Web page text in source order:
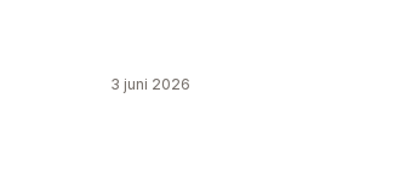
3 juni 2026